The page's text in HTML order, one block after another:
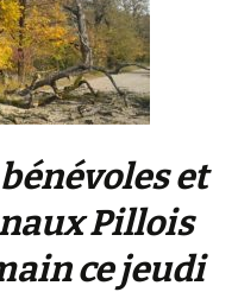
et
Pillois
ce jeudi